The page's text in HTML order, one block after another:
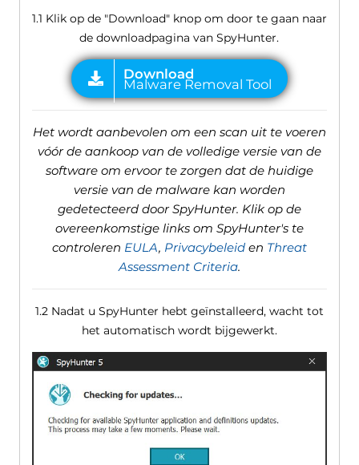
1.1 Klik op de "Download" knop om door te gaan naar
de downloadpagina van SpyHunter.
Het wordt aanbevolen om een ​​scan uit te voeren
vóór de aankoop van de volledige versie van de
software om ervoor te zorgen dat de huidige
versie van de malware kan worden
gedetecteerd door SpyHunter. Klik op de
overeenkomstige links om SpyHunter's te
controleren EULA, Privacybeleiden Threat
Assessment Criteria.
1.2 Nadat u SpyHunter hebt geïnstalleerd, wacht tot
het automatisch wordt bijgewerkt.